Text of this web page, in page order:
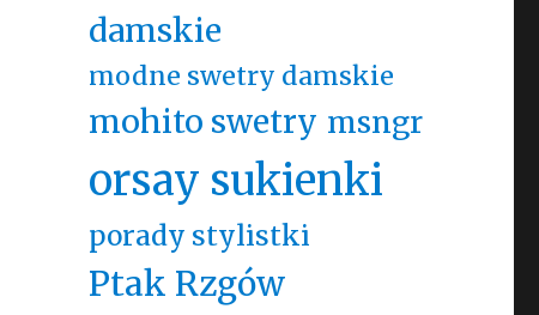
damskie
modne swetry damskie
mohito swetry msngr
orsay sukienki
porady stylistki
Ptak Rzgów